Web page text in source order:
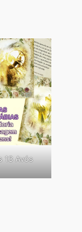
13 Avós